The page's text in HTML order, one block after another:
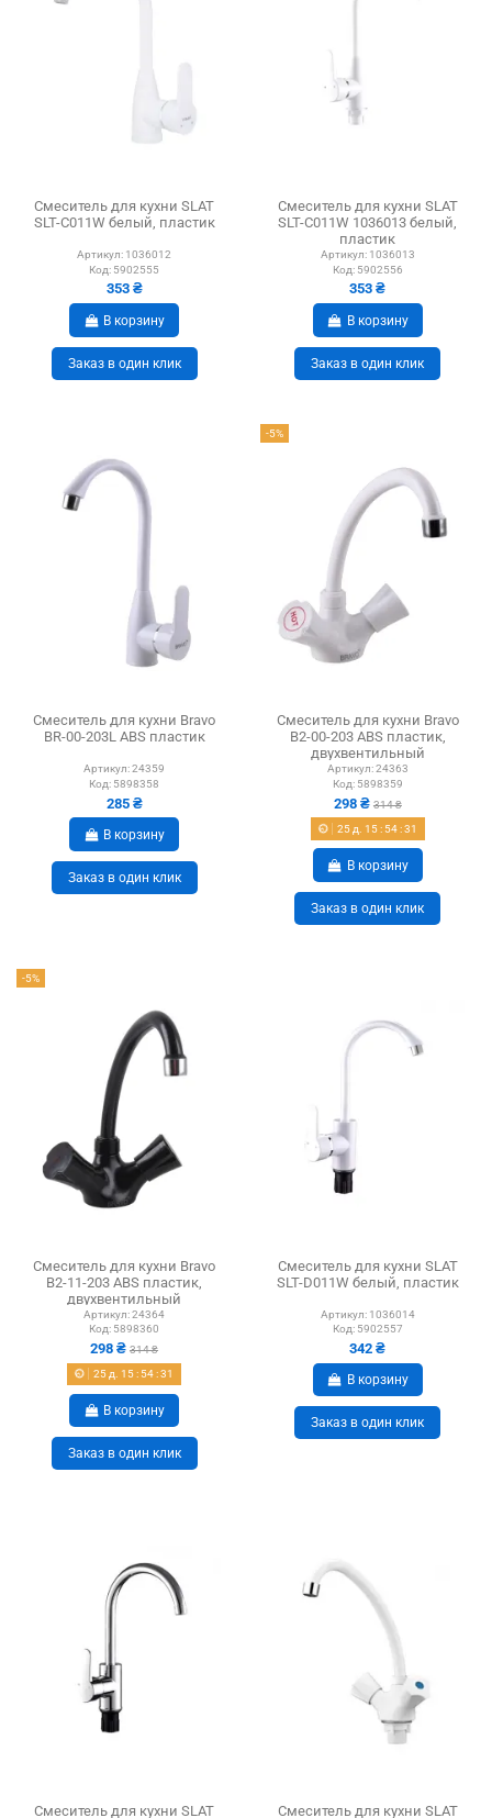
Смеситель для кухни SLAT
SLT-C011W белый, пластик
Артикул: 1036012
Код: 5902555
353 ₴
В корзину
Заказ в один клик
Смеситель для кухни SLAT
SLT-C011W 1036013 белый,
пластик
Артикул: 1036013
Код: 5902556
353 ₴
В корзину
Заказ в один клик
Смеситель для кухни Bravo
BR-00-203L ABS пластик
Артикул:24359
Код: 5898358
285 ₴
В корзину
Заказ в один клик
-5%
Смеситель для кухни Bravo
B2-00-203 ABS пластик,
двухвентильный
Артикул:24363
Код: 5898359
298 ₴ 314 ₴
25д. 15: 54:30
В корзину
Заказ в один клик
-5%
Смеситель для кухни Bravo
B2-11-203 ABS пластик,
двухвентильный
Артикул:24364
Код: 5898360
298 ₴314 ₴
25 д. 15: 54:30
В корзину
Заказ в один клик
Смеситель для кухни SLAT
SLT-D011W белый, пластик
Артикул: 1036014
Код: 5902557
342 ₴
В корзину
Заказ в один клик
Смеситель для кухни SLAT Смеситель для кухни SLAT